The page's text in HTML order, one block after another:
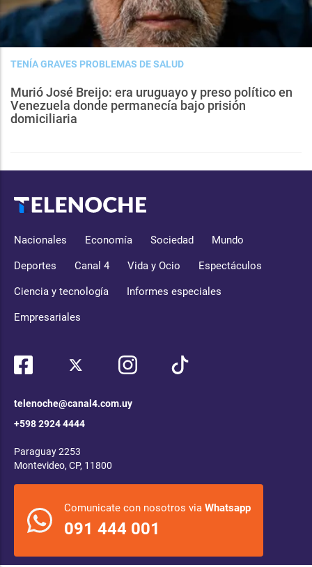
TENÍA GRAVES PROBLEMAS DE SALUD
Murió José Breijo: era uruguayo y preso político en
Venezuela donde permanecía bajo prisión
domiciliaria
Nacionales Economía Sociedad Mundo
Deportes Canal 4 Vida y Ocio Espectáculos
Ciencia y tecnología Informes especiales
Empresariales
telenoche@canal4.com.uy
+598 2924 4444
Paraguay 2253
Montevideo, CP, 11800
Comunicate con nosotros via Whatsapp
091 444 001